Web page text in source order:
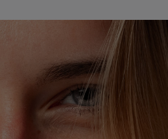
adresse e-mail, vous acceptez de
par e-mail de la part de
son partenaire Hygiène Maison.